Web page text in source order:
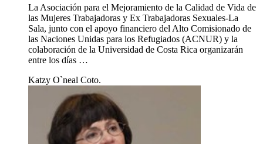
La Asociación para el Mejoramiento de la Calidad de Vida de
las Mujeres Trabajadoras y Ex Trabajadoras Sexuales-La
Sala, junto con el apoyo financiero del Alto Comisionado de
las Naciones Unidas para los Refugiados (ACNUR) y la
colaboración de la Universidad de Costa Rica organizarán
entre los días …
Katzy O`neal Coto.